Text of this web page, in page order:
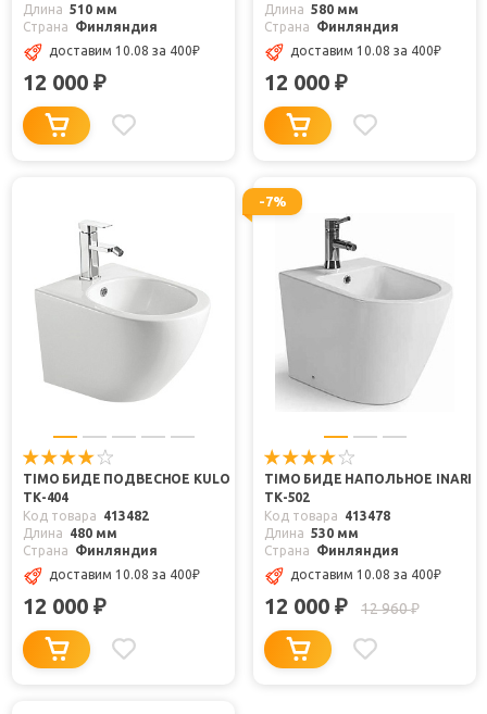
Длина 510 мм
Страна
Финляндия
доставим 10.08 за 400₽
12 000 ₽
Длина 580 мм
Страна
Финляндия
доставим 10.08 за 400₽
12 000 ₽
TIMO БИДЕ ПОДВЕСНОЕ KULO
ТК-404
Код товара
413482
Длина
480 мм
Страна
Финляндия
доставим 10.08 за 400₽
12 000 ₽
-7%
TIMO БИДЕ НАПОЛЬНОЕ INARI
ТК-502
Код товара
413478
Длина 530 мм
Страна
Финляндия
доставим 10.08 за 400₽
12 000 ₽ 12 960₽